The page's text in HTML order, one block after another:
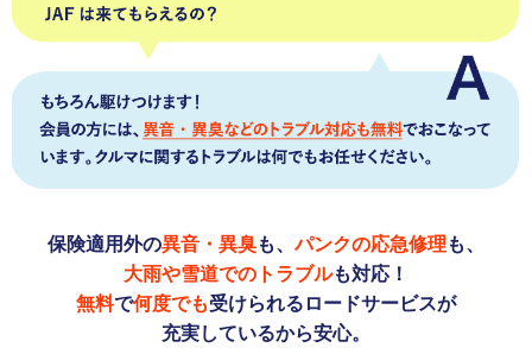
保険適用外の異音・異臭も、パンクの応急修理 も、
大雨や雪道でのトラブルも対応！
無料で何度でも受けられるロードサービスが
充実しているから安心。